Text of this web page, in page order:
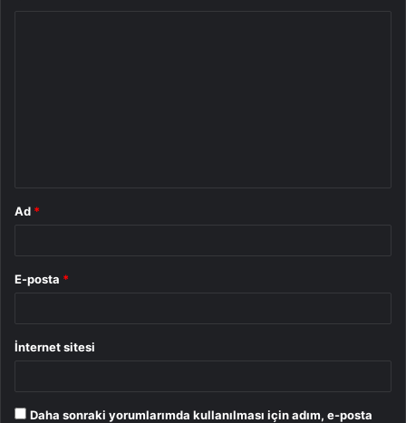
Ad *
E-posta *
İnternet sitesi
Daha sonraki yorumlarımda kullanılması için adım, e-posta